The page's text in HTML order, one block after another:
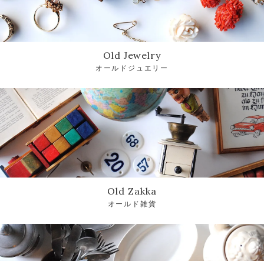
Old Jewelry
オールドジュエリー
Old Zakka
オールド雑貨